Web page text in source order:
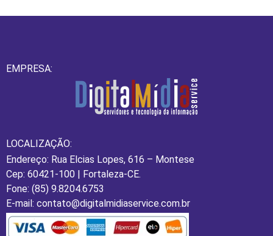
EMPRESA:
LOCALIZAÇÃO:
Endereço: Rua Elcias Lopes, 616 – Montese
Cep: 60421-100 | Fortaleza-CE.
Fone: (85) 9.8204.6753
E-mail: contato@digitalmidiaservice.com.br